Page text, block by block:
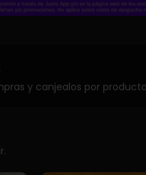
y canjealos por